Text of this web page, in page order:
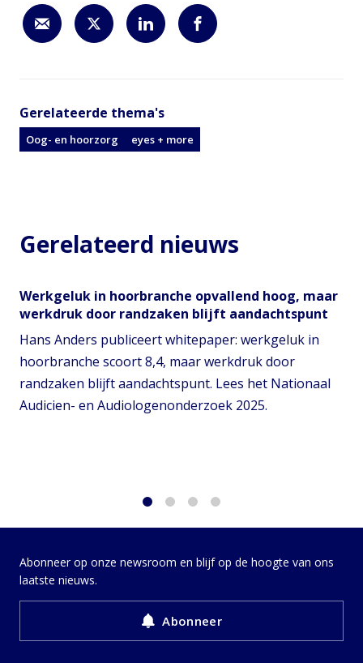
Gerelateerde thema's
Oog- en hoorzorg eyes + more
Gerelateerd nieuws
Werkgeluk in hoorbranche opvallend hoog, maar
werkdruk door randzaken blijft aandachtspunt
Hans Anders publiceert whitepaper: werkgeluk in
hoorbranche scoort 8,4, maar werkdruk door
randzaken blijft aandachtspunt. Lees het Nationaal
Audicien- en Audiologenonderzoek 2025.
Abonneer op onze newsroom en blijf op de hoogte van ons
laatste nieuws.
Abonneer